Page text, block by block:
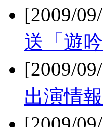
[2009/
送「遊
[2009/
出演情